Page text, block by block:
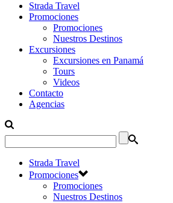
Strada Travel
Promociones
Promociones
Nuestros Destinos
Excursiones
Excursiones en Panamá
Tours
Videos
Contacto
Agencias
Strada Travel
Promociones
Promociones
Nuestros Destinos